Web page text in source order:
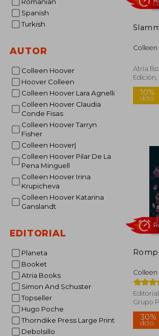
Spanish
Turkish
AUTOR
Colleen Hoover
Hoover Colleen
Colleen Hoover Lara Agnelli
Colleen Hoover Claudia
Conde Fisas
Colleen Hoover Tarryn
Fisher
Colleen Hoover|
Colleen Hoover Pilar De La
Pena Minguell
Colleen Hoover Irina
Krupicheva
Colleen Hoover Katarina
Ganslandt
EDITORIAL
Planeta
Booket
Atria Books
Simon And Schuster
Topseller
Hugo Poche
Thorndike Press Large Print
Debolsillo
Atria
Nuevo
Grupo
Blanda,